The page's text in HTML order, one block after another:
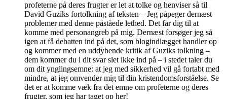
profeterne på deres frugter er let at tolke og henviser så til
David Guziks fortolkning af teksten – Jeg påpeger dernæst
problemer med denne påståede lethed. Det får dig til at
komme med personangreb på mig. Dernæst forsøger jeg så
igen at få debatten ind på det, som blogindlægget handler op
og kommer med en uddybende kritik af Guziks tolkning –
dem kommer du i dit svar slet ikke ind på – i stedet taler du
om dit ynglingsemne: at jeg med sikkerhed vil gå fortabt med
mindre, at jeg omvender mig til din kristendomsforståelse. Se
det er at komme væk fra det emne om profeterne og deres
frugter, som jeg har taget op her!